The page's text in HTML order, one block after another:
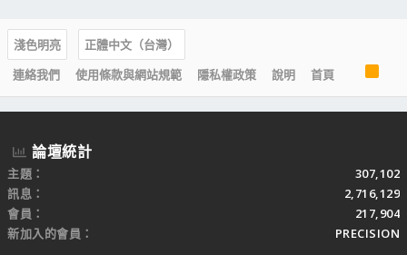
淺色明亮
正體中文（台灣）
連絡我們
使用條款與網站規範 隱私權政策 說明 首頁
R
S
S
論壇統計
主題
307,102
訊息
2,716,129
會員
217,904
新加入的會員
PRECISION